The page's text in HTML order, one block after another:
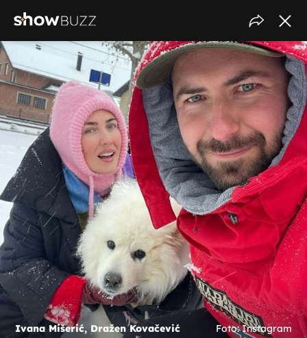
Ivana Mišerić, Dražen Kovačević Foto: Instagram